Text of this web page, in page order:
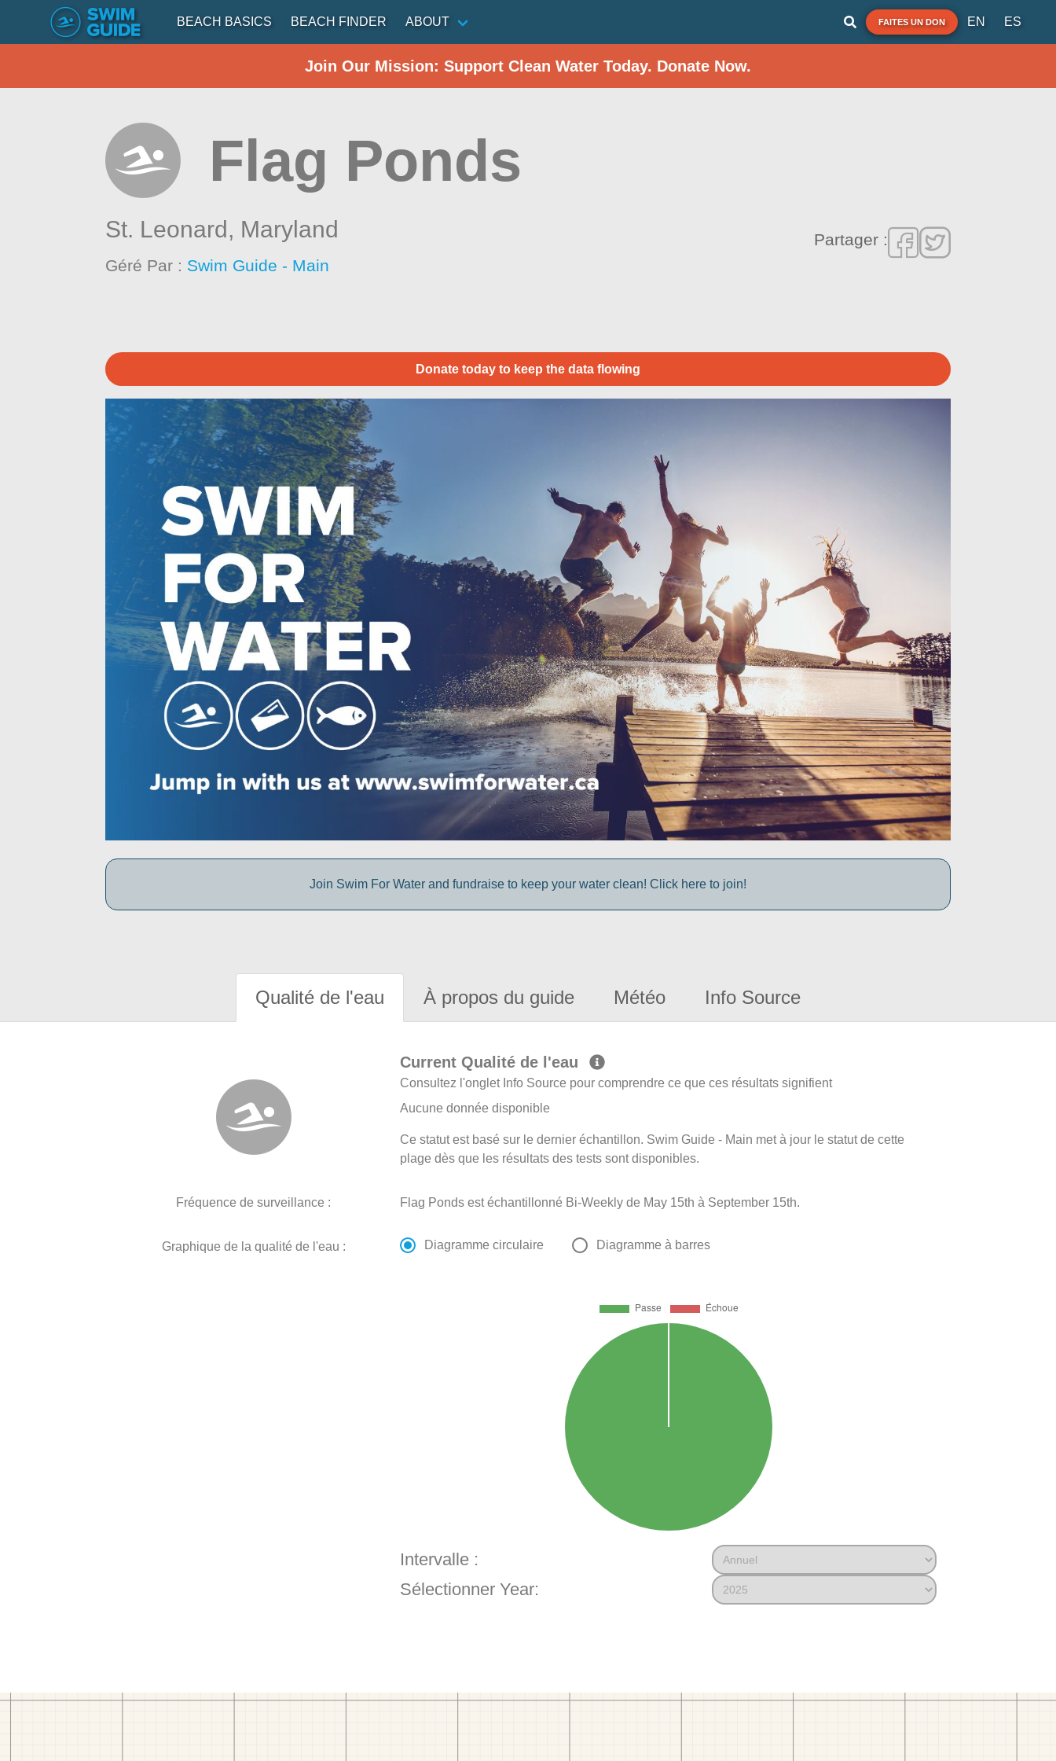
BEACH BASICS BEACH FINDER ABOUT FAITES UN DON EN ES
Join Our Mission: Support Clean Water Today. Donate Now.
Flag Ponds
St. Leonard, Maryland
Géré Par : Swim Guide - Main
Partager :
Donate today to keep the data flowing
Join Swim For Water and fundraise to keep your water clean! Click here to join!
Qualité de l'eau À propos du guide Météo Info Source
Current Qualité de l'eau
Consultez l'onglet Info Source pour comprendre ce que ces résultats signifient
Aucune donnée disponible
Ce statut est basé sur le dernier échantillon. Swim Guide - Main met à jour le statut de cette
plage dès que les résultats des tests sont disponibles.
Fréquence de surveillance : Flag Ponds est échantillonné Bi-Weekly de May 15th à September 15th.
Graphique de la qualité de l'eau : Diagramme circulaire Diagramme à barres
Intervalle :
Sélectionner Year: